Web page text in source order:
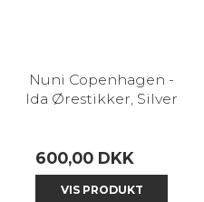
Nuni Copenhagen -
Ida Ørestikker, Silver
600,00 DKK
VIS PRODUKT